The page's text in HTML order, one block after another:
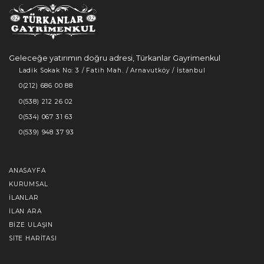
Geleceğe yatırımın doğru adresi, Türkanlar Gayrimenkul
Ladik Sokak No: 3 / Fatih Mah. / Arnavutköy / İstanbul
0(212) 686 00 88
0(538) 212 26 02
0(534) 067 31 63
0(539) 948 37 93
ANASAYFA
KURUMSAL
İLANLAR
İLAN ARA
BIZE ULAŞIN
SITE HARITASI